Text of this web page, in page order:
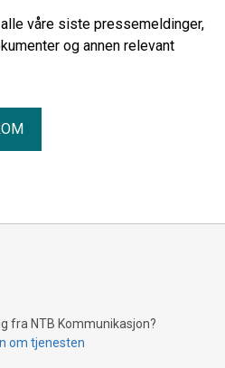
våre siste pressemeldinger,
og annen relevant
fra NTB Kommunikasjon?
om tjenesten